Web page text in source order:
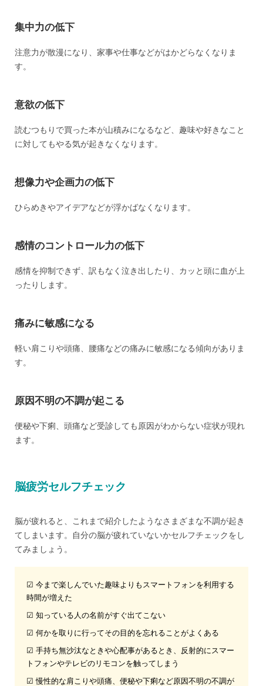
集中力の低下
注意力が散漫になり、家事や仕事などがはかどらなくなりま
す。
意欲の低下
読むつもりで買った本が山積みになるなど、趣味や好きなこと
に対してもやる気が起きなくなります。
想像力や企画力の低下
ひらめきやアイデアなどが浮かばなくなります。
感情のコントロール力の低下
感情を抑制できず、訳もなく泣き出したり、カッと頭に血が上
ったりします。
痛みに敏感になる
軽い肩こりや頭痛、腰痛などの痛みに敏感になる傾向がありま
す。
原因不明の不調が起こる
便秘や下痢、頭痛など受診しても原因がわからない症状が現れ
ます。
脳疲労セルフチェック
脳が疲れると、これまで紹介したようなさまざまな不調が起き
てしまいます。自分の脳が疲れていないかセルフチェックをし
てみましょう。
☑ 今まで楽しんでいた趣味よりもスマートフォンを利用する
時間が増えた
☑ 知っている人の名前がすぐ出てこない
☑ 何かを取りに行ってその目的を忘れることがよくある
☑ 手持ち無沙汰なときや心配事があるとき、反射的にスマー
トフォンやテレビのリモコンを触ってしまう
☑ 慢性的な肩こりや頭痛、便秘や下痢など原因不明の不調が